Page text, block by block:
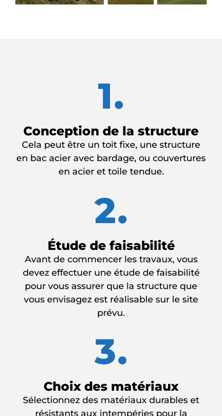
Conception de la structure
Cela peut être un toit fixe, une structure
en bac acier avec bardage, ou couvertures
en acier et toile tendue.
Étude de faisabilité
Avant de commencer les travaux, vous
devez effectuer une étude de faisabilité
pour vous assurer que la structure que
vous envisagez est réalisable sur le site
prévu.
Choix des matériaux
Sélectionnez des matériaux durables et
résistants aux intempéries pour la